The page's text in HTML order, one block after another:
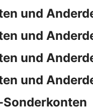
und
und
und
und